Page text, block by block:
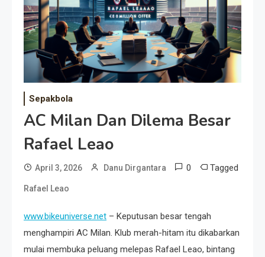
Event Besar
Sepakbola
AC Milan Dan Dilema Besar
Rafael Leao
April 3, 2026 Danu Dirgantara 0 Tagged
Rafael Leao
www.bikeuniverse.net – Keputusan besar tengah
menghampiri AC Milan. Klub merah-hitam itu dikabarkan
mulai membuka peluang melepas Rafael Leao, bintang